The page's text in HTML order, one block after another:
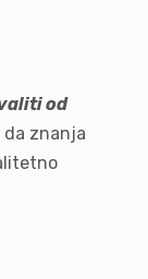
od
da znanja